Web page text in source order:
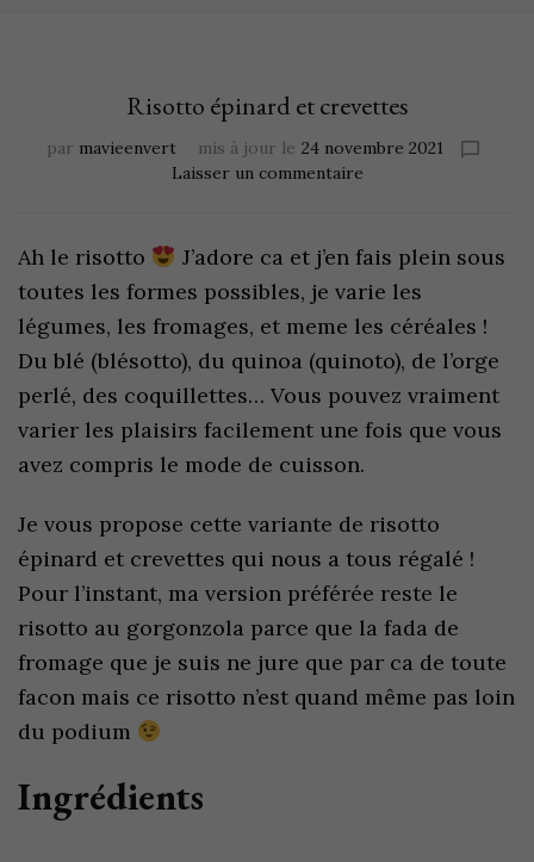
Risotto épinard et crevettes
par mavieenvert mis à jour le 24 novembre 2021
Laisser un commentaire
Ah le risotto
J’adore ca et j’en fais plein sous
toutes les formes possibles, je varie les
légumes, les fromages, et meme les céréales !
Du blé (blésotto), du quinoa (quinoto), de l’orge
perlé, des coquillettes… Vous pouvez vraiment
varier les plaisirs facilement une fois que vous
avez compris le mode de cuisson.
Je vous propose cette variante de risotto
épinard et crevettes qui nous a tous régalé !
Pour l’instant, ma version préférée reste le
risotto au gorgonzola parce que la fada de
fromage que je suis ne jure que par ca de toute
facon mais ce risotto n’est quand même pas loin
du podium
Ingrédients